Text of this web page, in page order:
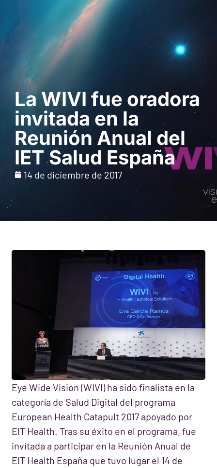
La WIVI fue oradora
invitada en la
Reunión Anual del
IET Salud España
14 de diciembre de 2017
Eye Wide Vision (WIVI) ha sido finalista en la
categoría de Salud Digital del programa
European Health Catapult 2017 apoyado por
EIT Health. Tras su éxito en el programa, fue
invitada a participar en la Reunión Anual de
EIT Health España que tuvo lugar el 14 de